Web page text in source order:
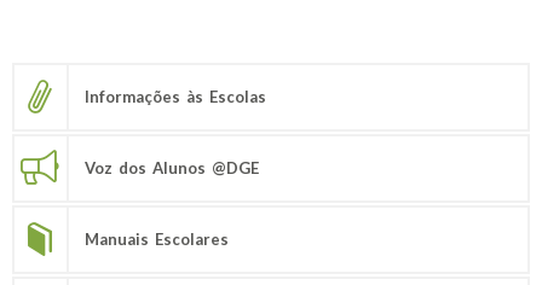
Informações às Escolas
Voz dos Alunos @DGE
Manuais Escolares